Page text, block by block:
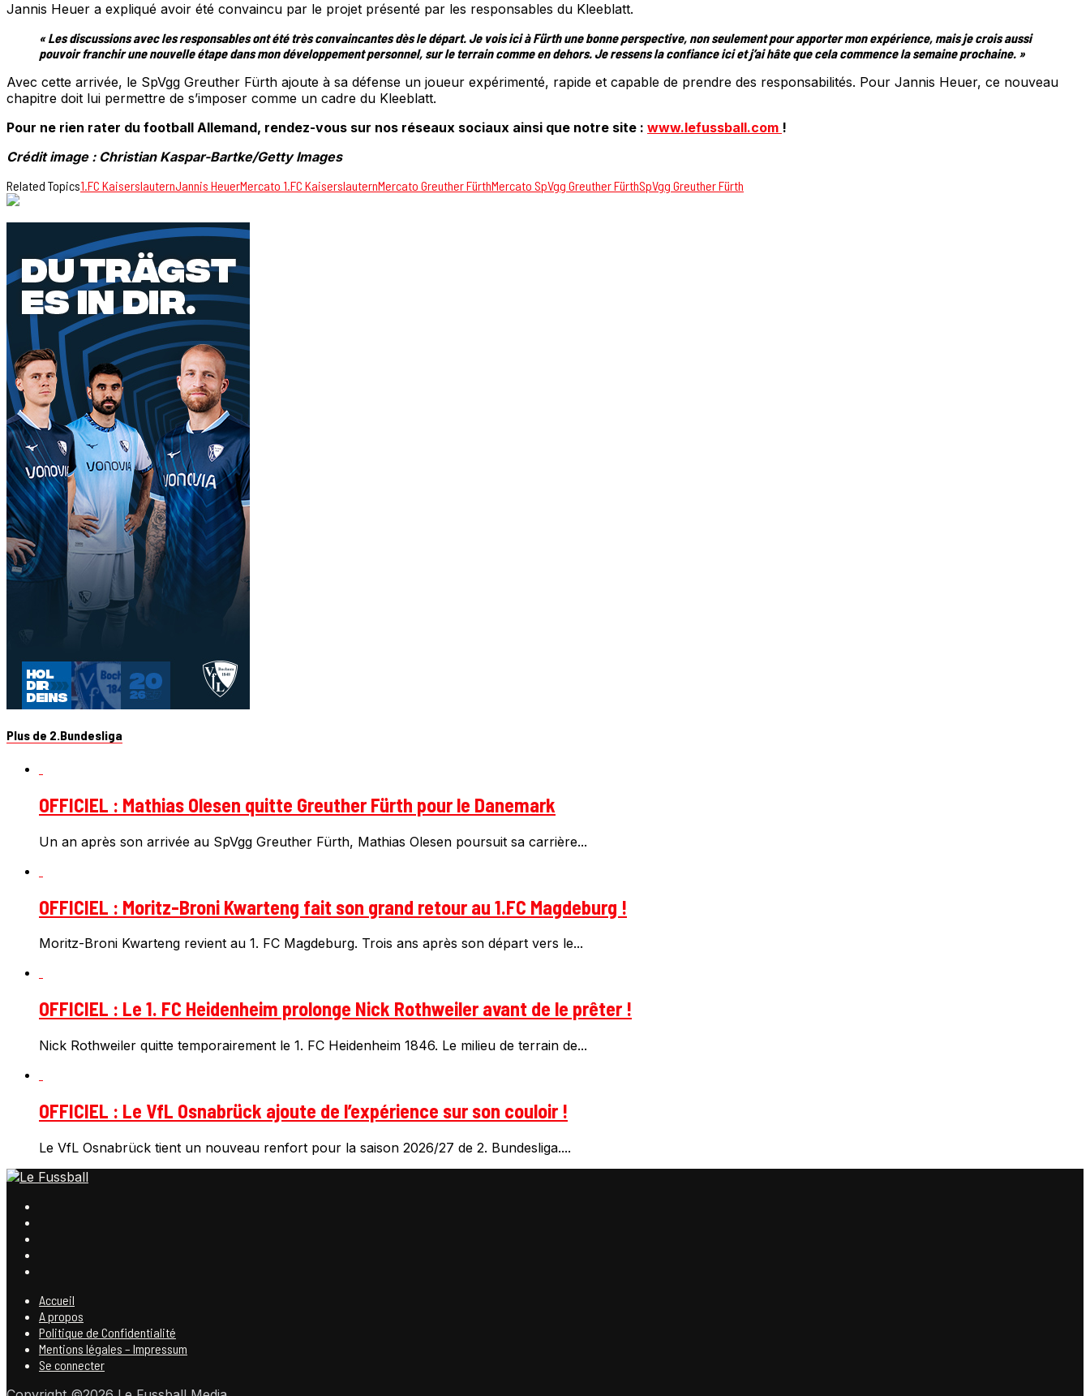
Jannis Heuer a expliqué avoir été convaincu par le projet présenté par les responsables du Kleeblatt.
« Les discussions avec les responsables ont été très convaincantes dès le départ. Je vois ici à Fürth une bonne perspective, non seulement pour apporter mon expérience, mais je crois aussi
pouvoir franchir une nouvelle étape dans mon développement personnel, sur le terrain comme en dehors. Je ressens la confiance ici et j’ai hâte que cela commence la semaine prochaine. »
Avec cette arrivée, le SpVgg Greuther Fürth ajoute à sa défense un joueur expérimenté, rapide et capable de prendre des responsabilités. Pour Jannis Heuer, ce nouveau
chapitre doit lui permettre de s’imposer comme un cadre du Kleeblatt.
Pour ne rien rater du football Allemand, rendez-vous sur nos réseaux sociaux ainsi que notre site : www.lefussball.com !
Crédit image : Christian Kaspar-Bartke/Getty Images
Related Topics1.FC KaiserslauternJannis HeuerMercato 1.FC KaiserslauternMercato Greuther FürthMercato SpVgg Greuther FürthSpVgg Greuther Fürth
Plus de 2.Bundesliga
OFFICIEL : Mathias Olesen quitte Greuther Fürth pour le Danemark
Un an après son arrivée au SpVgg Greuther Fürth, Mathias Olesen poursuit sa carrière...
OFFICIEL : Moritz-Broni Kwarteng fait son grand retour au 1.FC Magdeburg !
Moritz-Broni Kwarteng revient au 1. FC Magdeburg. Trois ans après son départ vers le...
OFFICIEL : Le 1. FC Heidenheim prolonge Nick Rothweiler avant de le prêter !
Nick Rothweiler quitte temporairement le 1. FC Heidenheim 1846. Le milieu de terrain de...
OFFICIEL : Le VfL Osnabrück ajoute de l’expérience sur son couloir !
Le VfL Osnabrück tient un nouveau renfort pour la saison 2026/27 de 2. Bundesliga....
Accueil
A propos
Politique de Confidentialité
Mentions légales – Impressum
Se connecter